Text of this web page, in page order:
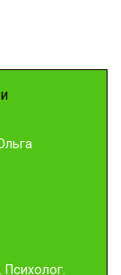
Психолог.